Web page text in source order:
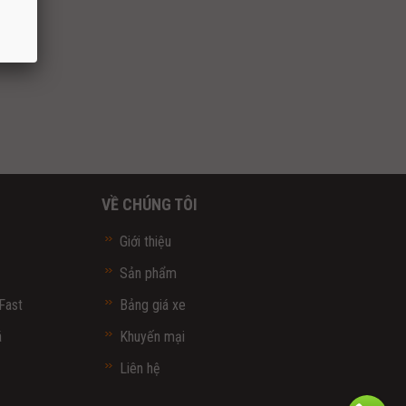
VỀ CHÚNG TÔI
Giới thiệu
Sản phẩm
Bảng giá xe
Khuyến mại
Liên hệ